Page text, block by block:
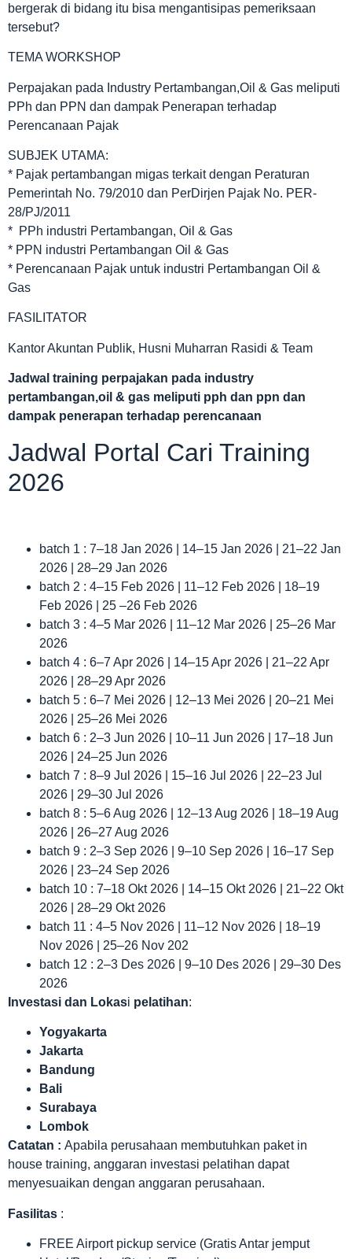
bergerak di bidang itu bisa mengantisipas pemeriksaan
tersebut?
TEMA WORKSHOP
Perpajakan pada Industry Pertambangan,Oil & Gas meliputi
PPh dan PPN dan dampak Penerapan terhadap
Perencanaan Pajak
SUBJEK UTAMA:
* Pajak pertambangan migas terkait dengan Peraturan
Pemerintah No. 79/2010 dan PerDirjen Pajak No. PER-
28/PJ/2011
* PPh industri Pertambangan, Oil & Gas
* PPN industri Pertambangan Oil & Gas
* Perencanaan Pajak untuk industri Pertambangan Oil &
Gas
FASILITATOR
Kantor Akuntan Publik, Husni Muharran Rasidi & Team
Jadwal training perpajakan pada industry
pertambangan,oil & gas meliputi pph dan ppn dan
dampak penerapan terhadap perencanaan
Jadwal Portal Cari Training
2026
batch 1 : 7–18 Jan 2026 | 14–15 Jan 2026 | 21–22 Jan
2026 | 28–29 Jan 2026
batch 2 : 4–15 Feb 2026 | 11–12 Feb 2026 | 18–19
Feb 2026 | 25 –26 Feb 2026
batch 3 : 4–5 Mar 2026 | 11–12 Mar 2026 | 25–26 Mar
2026
batch 4 : 6–7 Apr 2026 | 14–15 Apr 2026 | 21–22 Apr
2026 | 28–29 Apr 2026
batch 5 : 6–7 Mei 2026 | 12–13 Mei 2026 | 20–21 Mei
2026 | 25–26 Mei 2026
batch 6 : 2–3 Jun 2026 | 10–11 Jun 2026 | 17–18 Jun
2026 | 24–25 Jun 2026
batch 7 : 8–9 Jul 2026 | 15–16 Jul 2026 | 22–23 Jul
2026 | 29–30 Jul 2026
batch 8 : 5–6 Aug 2026 | 12–13 Aug 2026 | 18–19 Aug
2026 | 26–27 Aug 2026
batch 9 : 2–3 Sep 2026 | 9–10 Sep 2026 | 16–17 Sep
2026 | 23–24 Sep 2026
batch 10 : 7–18 Okt 2026 | 14–15 Okt 2026 | 21–22 Okt
2026 | 28–29 Okt 2026
batch 11 : 4–5 Nov 2026 | 11–12 Nov 2026 | 18–19
Nov 2026 | 25–26 Nov 202
batch 12 : 2–3 Des 2026 | 9–10 Des 2026 | 29–30 Des
2026
Investasi dan Lokasi pelatihan:
Yogyakarta
Jakarta
Bandung
Bali
Surabaya
Lombok
Catatan : Apabila perusahaan membutuhkan paket in
house training, anggaran investasi pelatihan dapat
menyesuaikan dengan anggaran perusahaan.
Fasilitas :
FREE Airport pickup service (Gratis Antar jemput